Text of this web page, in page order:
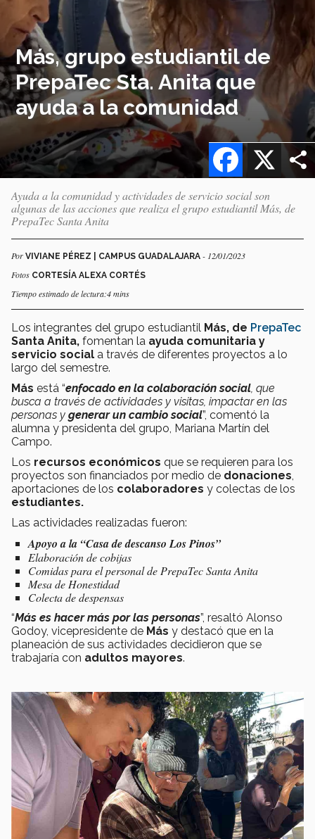
Más, grupo estudiantil de
PrepaTec Sta. Anita que
ayuda a la comunidad
X
Facebook
Ayuda a la comunidad y actividades de servicio social son
algunas de las acciones que realiza el grupo estudiantil Más, de
PrepaTec Santa Anita
Por VIVIANE PÉREZ | CAMPUS GUADALAJARA - 12/01/2023
Fotos CORTESÍA ALEXA CORTÉS
Tiempo estimado de lectura:4 mins
Los integrantes del grupo estudiantil Más, de PrepaTec
Santa Anita, fomentan la ayuda comunitaria y
servicio social a través de diferentes proyectos a lo
largo del semestre.
Más está “enfocado en la colaboración social , que
busca a través de actividades y visitas, impactar en las
personas y generar un cambio social”, comentó la
alumna y presidenta del grupo, Mariana Martín del
Campo.
Los recursos económicos que se requieren para los
proyectos son financiados por medio de donaciones
aportaciones de los colaboradores y colectas de los
estudiantes.
Las actividades realizadas fueron:
Apoyo a la “Casa de descanso Los Pinos”
Elaboración de cobijas
Comidas para el personal de PrepaTec Santa Anita
Mesa de Honestidad
Colecta de despensas
“Más es hacer más por las personas”, resaltó Alonso
Godoy, vicepresidente de Más y destacó que en la
planeación de sus actividades decidieron que se
trabajaría con adultos mayores.